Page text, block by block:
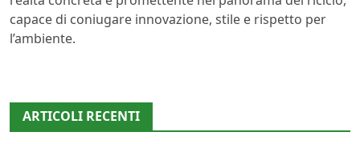
capace di coniugare innovazione, stile e rispetto per
l’ambiente.
ARTICOLI RECENTI